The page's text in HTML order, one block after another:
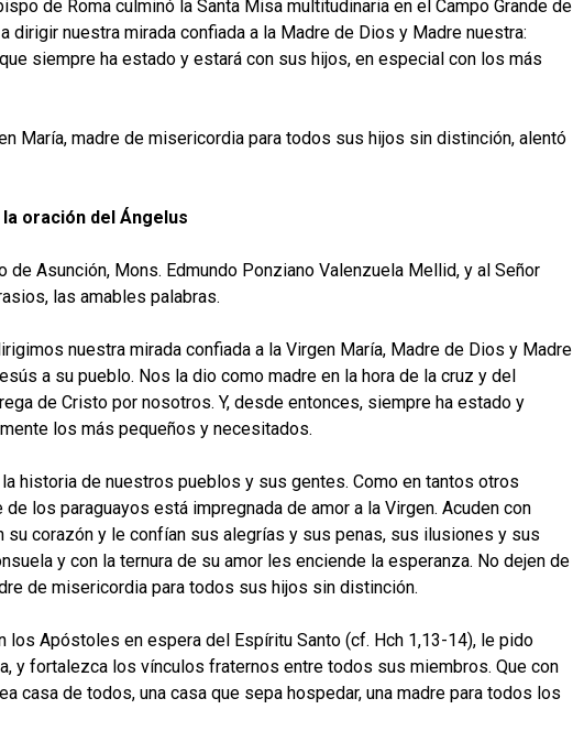
de Roma culminó la Santa Misa multitudinaria en el Campo Grande de
dirigir nuestra mirada confiada a la Madre de Dios y Madre nuestra:
siempre ha estado y estará con sus hijos, en especial con los más
María, madre de misericordia para todos sus hijos sin distinción, alentó
oración del Ángelus
Asunción, Mons. Edmundo Ponziano Valenzuela Mellid, y al Señor
las amables palabras.
nuestra mirada confiada a la Virgen María, Madre de Dios y Madre
a su pueblo. Nos la dio como madre en la hora de la cruz y del
de Cristo por nosotros. Y, desde entonces, siempre ha estado y
los más pequeños y necesitados.
historia de nuestros pueblos y sus gentes. Como en tantos otros
los paraguayos está impregnada de amor a la Virgen. Acuden con
su corazón y le confían sus alegrías y sus penas, sus ilusiones y sus
y con la ternura de su amor les enciende la esperanza. No dejen de
de misericordia para todos sus hijos sin distinción.
los Apóstoles en espera del Espíritu Santo (cf. Hch 1,13-14), le pido
y fortalezca los vínculos fraternos entre todos sus miembros. Que con
casa de todos, una casa que sepa hospedar, una madre para todos los